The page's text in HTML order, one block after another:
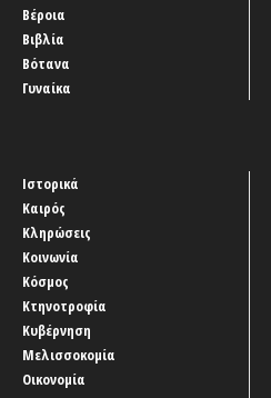
Βέροια
Βιβλία
Βότανα
Γυναίκα
Ιστορικά
Καιρός
Κληρώσεις
Κοινωνία
Κόσμος
Κτηνοτροφία
Κυβέρνηση
Μελισσοκομία
Οικονομία